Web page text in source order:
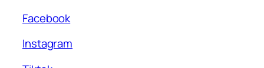
Facebook
Instagram